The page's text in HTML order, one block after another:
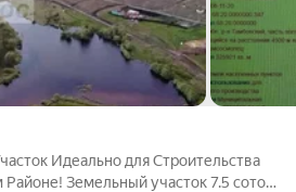
Земельный участок 7.5 соток